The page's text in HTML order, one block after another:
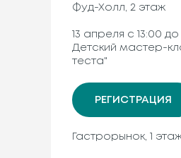
Фуд-Холл, 2 этаж
13 апреля с 13:00 до
Детский мастер-
теста"
РЕГИСТРАЦИЯ
Гастрорынок, 1